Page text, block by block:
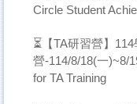
Circle Student
⏳【TA研習營】
營-114/8/18(一)~8/
for TA Training